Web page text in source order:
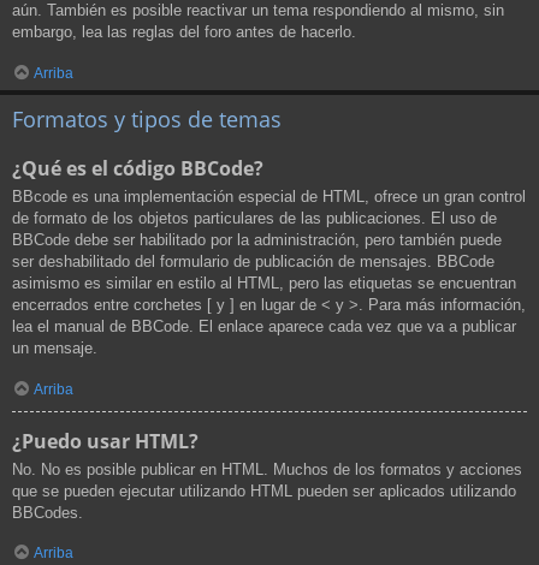
aún. También es posible reactivar un tema respondiendo al mismo, sin
embargo, lea las reglas del foro antes de hacerlo.
Arriba
Formatos y tipos de temas
¿Qué es el código BBCode?
BBcode es una implementación especial de HTML, ofrece un gran control
de formato de los objetos particulares de las publicaciones. El uso de
BBCode debe ser habilitado por la administración, pero también puede
ser deshabilitado del formulario de publicación de mensajes. BBCode
asimismo es similar en estilo al HTML, pero las etiquetas se encuentran
encerrados entre corchetes [ y ] en lugar de < y >. Para más información,
lea el manual de BBCode. El enlace aparece cada vez que va a publicar
un mensaje.
Arriba
¿Puedo usar HTML?
No. No es posible publicar en HTML. Muchos de los formatos y acciones
que se pueden ejecutar utilizando HTML pueden ser aplicados utilizando
BBCodes.
Arriba